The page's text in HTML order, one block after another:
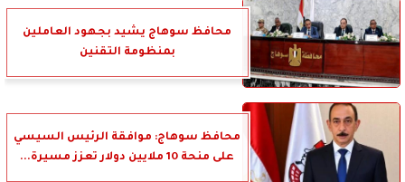
محافظ سوهاج يشيد بجهود العاملين
بمنظومة التقنين
محافظ سوهاج: موافقة الرئيس السيسي
على منحة 10 ملايين دولار تعزز مسيرة...